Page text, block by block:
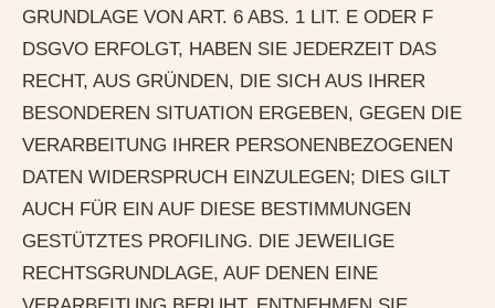
GRUNDLAGE VON ART. 6 ABS. 1 LIT. E ODER F
DSGVO ERFOLGT, HABEN SIE JEDERZEIT DAS
RECHT, AUS GRÜNDEN, DIE SICH AUS IHRER
BESONDEREN SITUATION ERGEBEN, GEGEN DIE
VERARBEITUNG IHRER PERSONENBEZOGENEN
DATEN WIDERSPRUCH EINZULEGEN; DIES GILT
AUCH FÜR EIN AUF DIESE BESTIMMUNGEN
GESTÜTZTES PROFILING. DIE JEWEILIGE
RECHTSGRUNDLAGE, AUF DENEN EINE